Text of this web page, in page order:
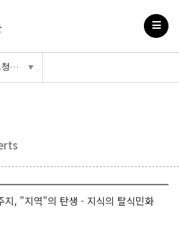
전문가초청세미나 ▼
지, "지역"의 탄생 - 지식의 탈식민화